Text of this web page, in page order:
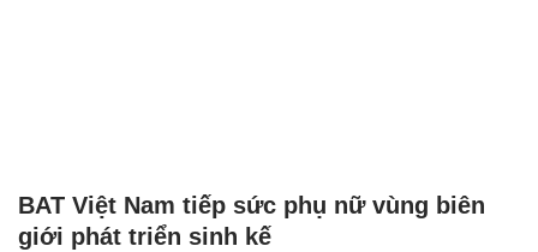
BAT Việt Nam tiếp sức phụ nữ vùng biên
giới phát triển sinh kế